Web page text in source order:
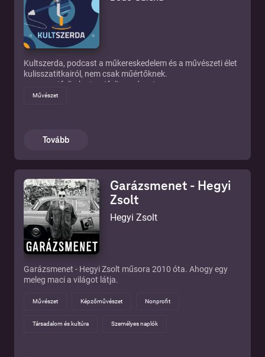
megrendelőknek is ismernie kell. Az Auditorium vendégeivel
Zubreczki Dávid építészeti mesemondó beszélget.
Kultszerda, podcast a műkereskedelem és a művészeti élet
kulisszatitkairól, nem csak műértőknek.
www.portfolio.hu/portfolio-podcaster
Művészet
Tovább
Garázsmenet - Hegyi
Zsolt
Hegyi Zsolt
Garázsmenet - Hegyi Zsolt műsora 2010 óta. Ahogy egy
meleg maci a világot látja.
Művészet Képzőművészet Nonprofit
Társadalom és kultúra Személyes naplók